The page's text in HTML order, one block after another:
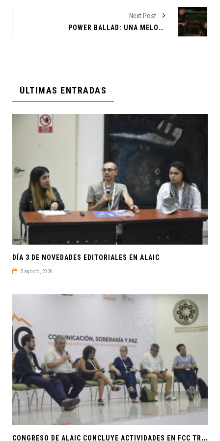
Next Post
POWER BALLAD: UNA MELODÍA NOSTÁLGICA Y MELANCÓLICA JUSTO COMO UNA BALADA MUSICAL
ÚLTIMAS ENTRADAS
DÍA 3 DE NOVEDADES EDITORIALES EN ALAIC
5 agosto, 2026
C
ONGRESO DE ALAIC CONCLUYE ACTIVIDADES EN FCC TRAS UNA SEMANA LLENA DE CONOCIMIENTO Y REFLEXIÓN